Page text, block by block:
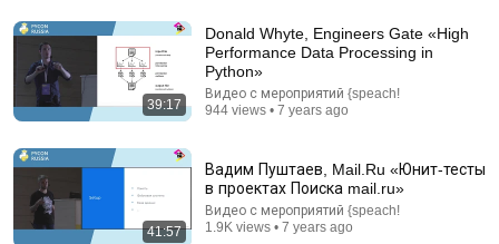
This cell just changed biology
973K views
39:17
Donald Whyte, Engineers Gate «High
Performance Data Processing in
Python»
Видео с мероприятий {speach!
944 views • 7 years ago
41:57
Вадим Пуштаев, Mail.Ru «Юнит-тесты
в проектах Поиска mail.ru»
Видео с мероприятий {speach!
1.9K views • 7 years ago